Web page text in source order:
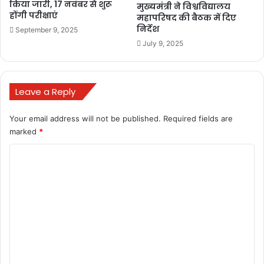
jobs for retired railway employees 2022
किया जारी, 17 नवंबर से शुरू
होंगी परीक्षाएं
September 9, 2025
मुख्यमंत्री ने विश्वविद्यालय
महापरिषद की बैठक में दिए
निर्देश
July 9, 2025
Leave a Reply
Your email address will not be published. Required fields are
marked *